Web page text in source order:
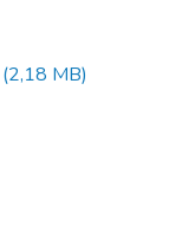
(2,18 MB)